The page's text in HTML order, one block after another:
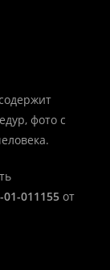
фото с
011155 от